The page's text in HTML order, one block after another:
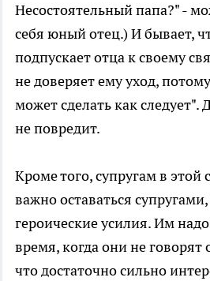
Несостоятельный папа?" -
себя юный отец.) И бывает,
подпускает отца к своему
не доверяет ему уход,
может сделать как следует".
не повредит.
Кроме того, супругам в
важно оставаться
героические усилия. Им
время, когда они не
что достаточно сильно